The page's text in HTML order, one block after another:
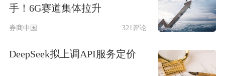
手！6G赛道集体拉升
券商中国 321评论
DeepSeek拟上调API服务定价